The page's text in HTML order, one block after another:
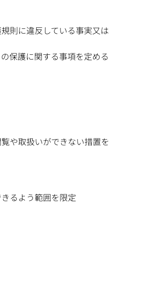
則に違反している事実又は
保護に関する事項を定める
や取扱いができない措置を
るよう範囲を限定